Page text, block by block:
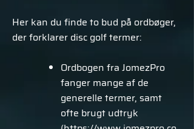
Her kan du finde to bud på ordbøger,
der forklarer disc golf termer:
Ordbogen fra JomezPro
fanger mange af de
generelle termer, samt
ofte brugt udtryk